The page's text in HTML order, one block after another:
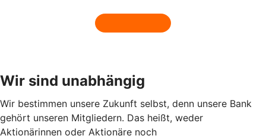
Wir sind unabhängig
Wir bestimmen unsere Zukunft selbst, denn unsere Bank
gehört unseren Mitgliedern. Das heißt, weder
Aktionärinnen oder Aktionäre noch